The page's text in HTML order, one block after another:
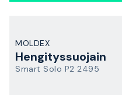
MOLDEX
Hengityssuojain
Smart Solo P2 2495